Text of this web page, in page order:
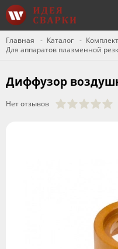
Главная Каталог
Для аппаратов плазменной
Диффузор
Нет отзывов